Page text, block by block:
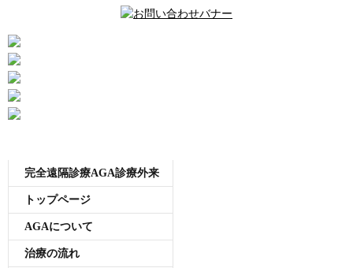
完全遠隔診療AGA診療外来
トップページ
AGAについて
治療の流れ